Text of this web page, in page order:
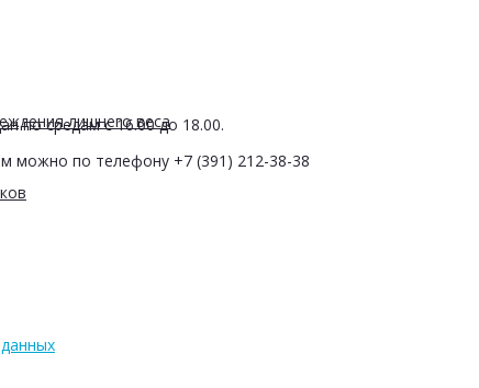
лишнего веса
по средам с 16.00 до 18.00.
можно по телефону +7 (391) 212-38-38